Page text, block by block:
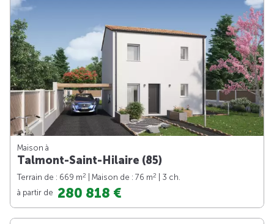
Maison à
Talmont-Saint-Hilaire (85)
Terrain de : 669 m2 | Maison de : 76 m2
| 3 ch.
à partir de 280 818 €